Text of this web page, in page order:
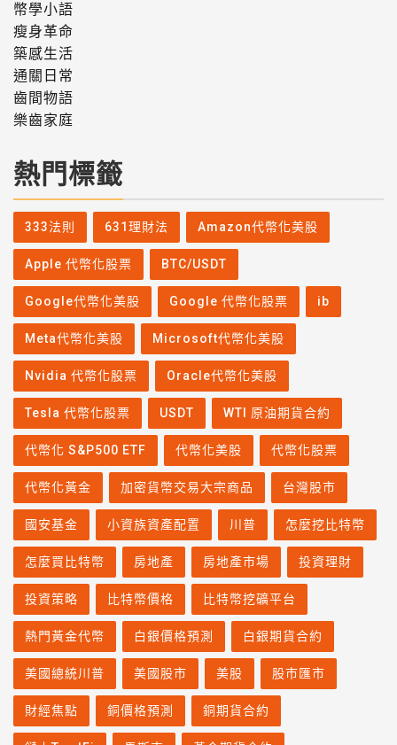
幣學小語
瘦身革命
築感生活
通關日常
齒間物語
樂齒家庭
熱門標籤
333法則 631理財法 Amazon代幣化美股
Apple 代幣化股票 BTC/USDT
Google代幣化美股 Google 代幣化股票 ib
Meta代幣化美股 Microsoft代幣化美股
Nvidia 代幣化股票 Oracle代幣化美股
Tesla 代幣化股票 USDT WTI 原油期貨合約
代幣化 S&P500 ETF 代幣化美股 代幣化股票
代幣化黃金 加密貨幣交易大宗商品 台灣股市
國安基金 小資族資產配置 川普 怎麼挖比特幣
怎麼買比特幣 房地產 房地產市場 投資理財
投資策略 比特幣價格 比特幣挖礦平台
熱門黃金代幣 白銀價格預測 白銀期貨合約
美國總統川普 美國股市 美股 股市匯市
財經焦點 銅價格預測 銅期貨合約